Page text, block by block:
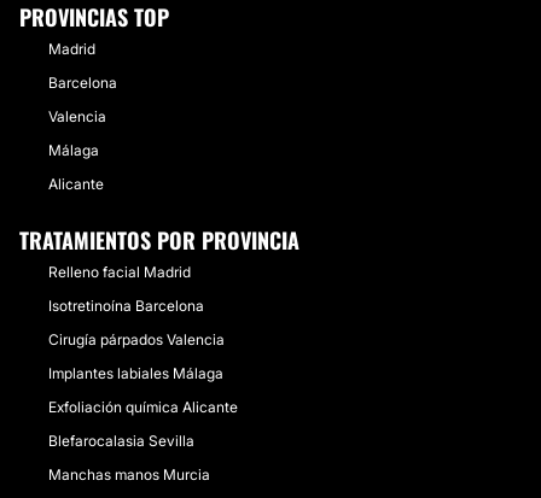
PROVINCIAS TOP
Madrid
Barcelona
Valencia
Málaga
Alicante
TRATAMIENTOS POR PROVINCIA
Relleno facial Madrid
Isotretinoína Barcelona
Cirugía párpados Valencia
Implantes labiales Málaga
Exfoliación química Alicante
Blefarocalasia Sevilla
Manchas manos Murcia